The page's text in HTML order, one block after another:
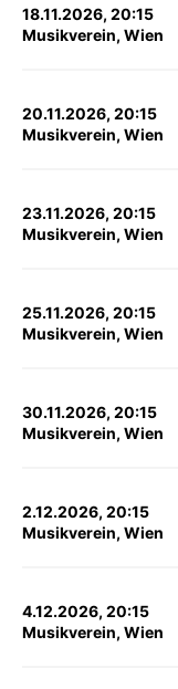
18.11.2026, 20:15
Musikverein, Wien
20.11.2026, 20:15
Musikverein, Wien
23.11.2026, 20:15
Musikverein, Wien
25.11.2026, 20:15
Musikverein, Wien
30.11.2026, 20:15
Musikverein, Wien
2.12.2026, 20:15
Musikverein, Wien
4.12.2026, 20:15
Musikverein, Wien